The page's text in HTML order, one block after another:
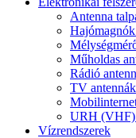
Antenna
Műholdas
Rádió
TV antennák
URH (VHF)
Vízrendszerek